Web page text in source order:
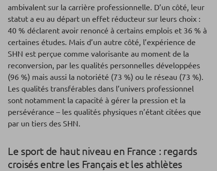
ambivalent sur la carrière professionnelle. D’un côté, leur
statut a eu au départ un effet réducteur sur leurs choix :
40 % déclarent avoir renoncé à certains emplois et 36 % à
certaines études. Mais d’un autre côté, l’expérience de
SHN est perçue comme valorisante au moment de la
reconversion, par les qualités personnelles développées
(96 %) mais aussi la notoriété (73 %) ou le réseau (73 %).
Les qualités transférables dans l’univers professionnel
sont notamment la capacité à gérer la pression et la
persévérance – les qualités physiques n’étant citées que
par un tiers des SHN.
Le sport de haut niveau en France : regards
croisés entre les Français et les athlètes